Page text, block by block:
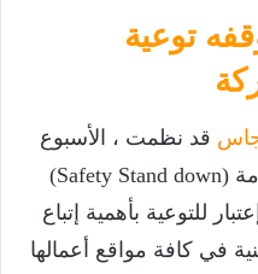
توعية
قد نظمت ، الأسبوع
الماضي ، وقفات توعوية للسلامة (Safety Stand down)
للتوعية بأهمية إتباع
في كافة مواقع أعمالها